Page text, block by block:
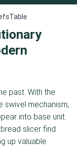
past. With the
swivel mechanism,
into base unit.
slicer find
up valuable